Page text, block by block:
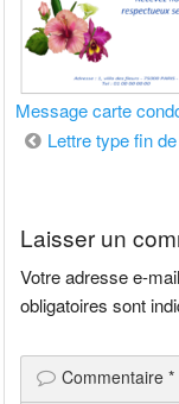
Message carte
Navigation
Lettre type fin
Laisser un
Votre adresse e-
obligatoires sont
Commentaire*